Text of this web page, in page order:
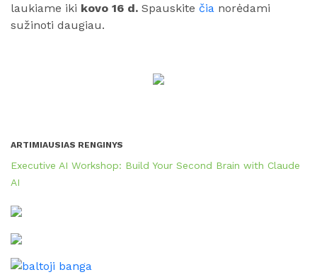
ARTIMIAUSIAS RENGINYS
Executive AI Workshop: Build Your Second Brain with Claude
AI
laukiame iki kovo 16 d. Spauskite čia norėdami
sužinoti daugiau.